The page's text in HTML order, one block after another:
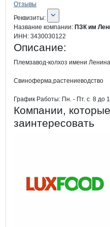
Отзывы
О компании
Реквизиты
Реквизиты:
Название компании: ПЗК им
ИНН: 3430030122
Описание:
Племзавод-колхоз имени Ленина
Свиноферма,растениеводство
График Работы: Пн. - Пт. с  8 до
Компании,
заинтересовать